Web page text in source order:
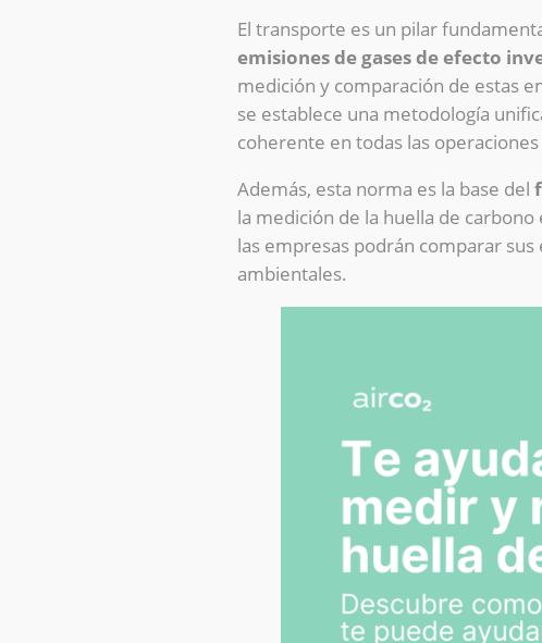
El transporte es un pilar
emisiones de gases de efecto
medición y comparación de estas
se establece una metodología
coherente en todas las operaciones
Además, esta norma es la base del
la medición de la huella de
las empresas podrán comparar
ambientales.